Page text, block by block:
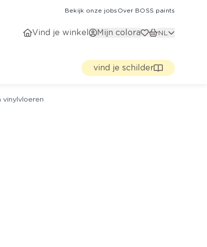
Bekijk onze jobs Over BOSS paints
Vind je winkel Mijn colora NL
vind je schilder
vinylvloeren